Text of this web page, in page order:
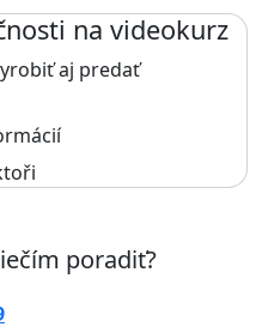
na videokurz
aj predať
poradiť?